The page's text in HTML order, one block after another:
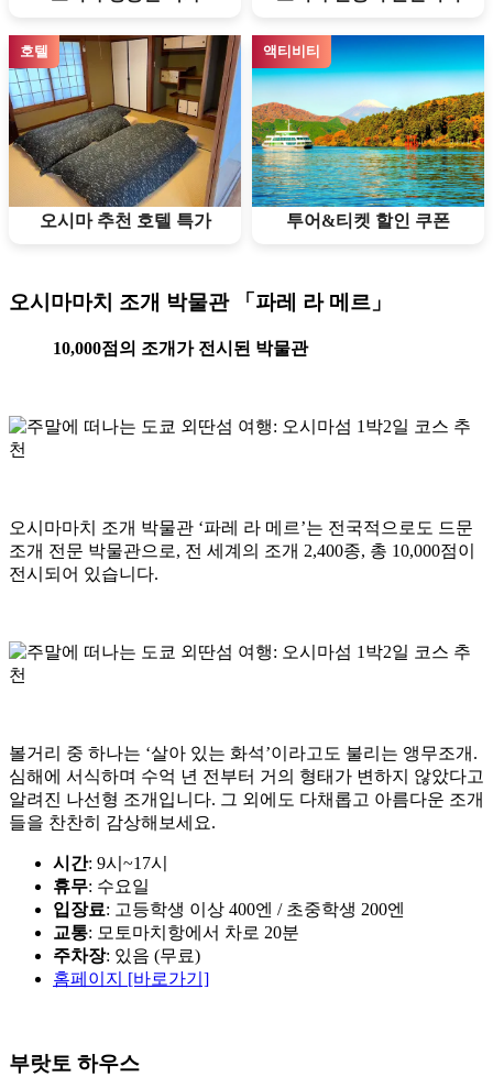
호텔
오시마 추천 호텔 특가
액티비티
투어&티켓 할인 쿠폰
오시마마치 조개 박물관 「파레 라 메르」
10,000점의 조개가 전시된 박물관
오시마마치 조개 박물관 ‘파레 라 메르’는 전국적으로도 드문
조개 전문 박물관으로, 전 세계의 조개 2,400종, 총 10,000점이
전시되어 있습니다.
볼거리 중 하나는 ‘살아 있는 화석’이라고도 불리는 앵무조개.
심해에 서식하며 수억 년 전부터 거의 형태가 변하지 않았다고
알려진 나선형 조개입니다. 그 외에도 다채롭고 아름다운 조개
들을 찬찬히 감상해보세요.
시간: 9시~17시
휴무: 수요일
입장료: 고등학생 이상 400엔 / 초중학생 200엔
교통: 모토마치항에서 차로 20분
주차장: 있음 (무료)
홈페이지 [바로가기]
부랏토 하우스